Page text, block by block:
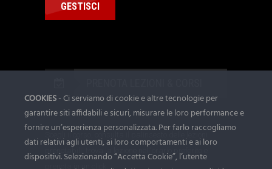
GESTISCI
Scegli il corso, consulta il palinsesto delle lezioni
prenota in un click.
COOKIES- Ci serviamo di cookie e altre tecnologie per
garantire siti affidabili e sicuri, misurare le loro performance e
fornire un’esperienza personalizzata. Per farlo raccogliamo
dati relativi agli utenti, ai loro comportamenti e ai loro
dispositivi. Selezionando “Accetta Cookie”, l’utente